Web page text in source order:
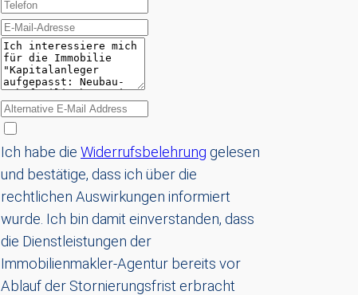
Ich habe die Widerrufsbelehrung gelesen
und bestätige, dass ich über die
rechtlichen Auswirkungen informiert
wurde. Ich bin damit einverstanden, dass
die Dienstleistungen der
Immobilienmakler-Agentur bereits vor
Ablauf der Stornierungsfrist erbracht